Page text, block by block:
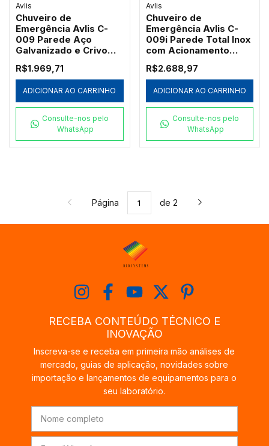
Avlis
Chuveiro de
Emergência Avlis C-
009 Parede Aço
Galvanizado e Crivo
R$1.969,71
ADICIONAR AO CARRINHO
Consulte-nos pelo
WhatsApp
Avlis
Chuveiro de
Emergência Avlis C-
009i Parede Total Inox
com Acionamento
R$2.688,97
ADICIONAR AO CARRINHO
Consulte-nos pelo
WhatsApp
Página de 2
RECEBA CONTEÚDO TÉCNICO E
INOVAÇÃO
Inscreva-se e receba em primeira mão análises de
mercado, guias de aplicação, novidades sobre
importação e lançamentos de equipamentos para o
seu laboratório.